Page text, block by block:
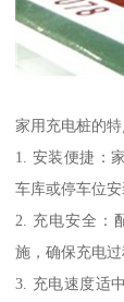
家用充电桩的特
1. 安装便捷：
车库或停车位安
2. 充电安全：
施，确保充电过
3. 充电速度适